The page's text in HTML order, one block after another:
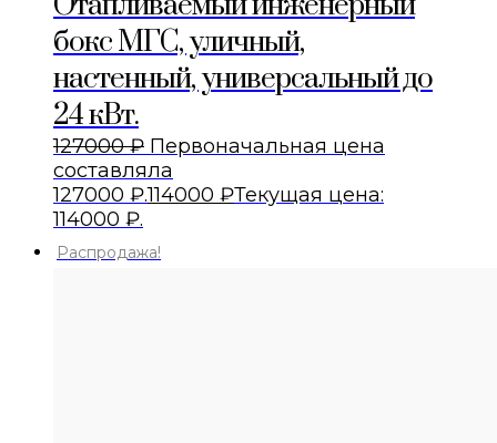
бокс МГС, уличный,
настенный, универсальный до
24 кВт.
127000₽ Первоначальная цена
составляла
127000 ₽.114000 ₽Текущая цена:
114000 ₽.
Распродажа!